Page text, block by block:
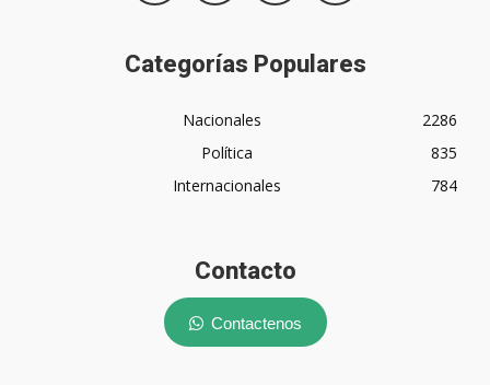
Categorías Populares
Nacionales
2286
Política
835
Internacionales
784
Contacto
Contactenos